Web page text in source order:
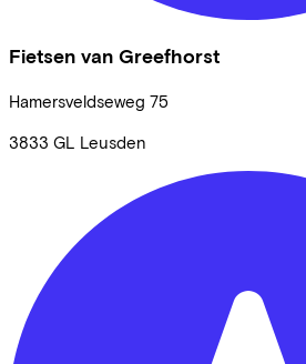
Fietsen van Greefhorst
Hamersveldseweg 75
3833 GL Leusden